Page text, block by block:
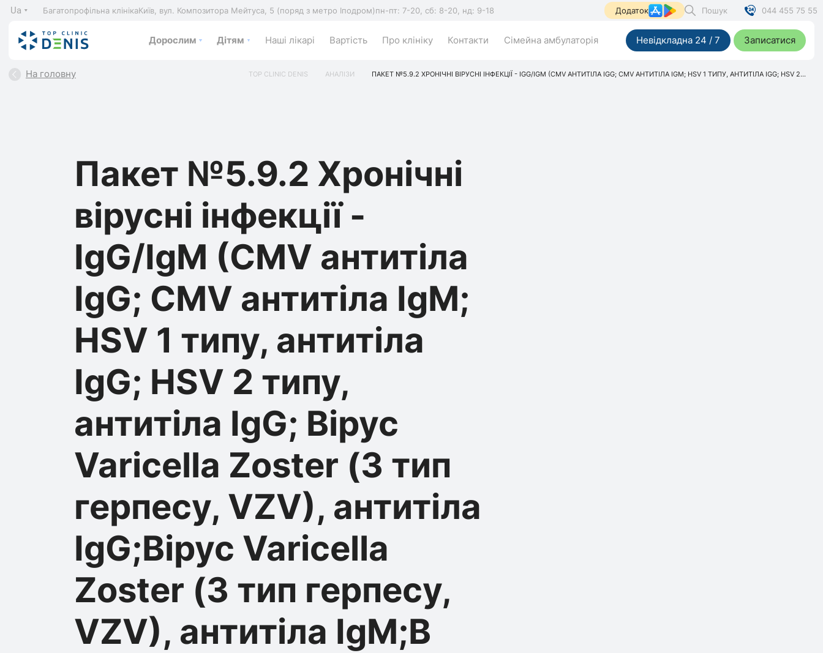
Ua Багатопрофільна клінікаКиїв, вул. Композитора Мейтуса, 5 (поряд з метро Іподром)пн-пт: 7-20, сб: 8-20, нд: 9-18 Додаток Пошук 044 455 75 55
Дорослим Дітям Наші лікарі Вартість Про клініку Контакти Сімейна амбулаторія Невідкладна 24 / 7 Записатися
На головну TOP CLINIC DENIS АНАЛІЗИ ПАКЕТ №5.9.2 ХРОНІЧНІ ВІРУСНІ ІНФЕКЦІЇ - IGG/IGM (CMV АНТИТІЛА IGG; CMV АНТИТІЛА IGМ; HSV 1 ТИПУ, АНТИТІЛА IGG; HSV 2...
Пакет №5.9.2 Хронічні
вірусні інфекції -
IgG/IgM (CMV антитіла
IgG; CMV антитіла IgМ;
HSV 1 типу, антитіла
IgG; HSV 2 типу,
антитіла IgG; Вірус
Varicella Zoster (3 тип
герпесу, VZV), антитіла
IgG;Вірус Varicella
Zoster (3 тип герпесу,
VZV), антитіла IgM;В